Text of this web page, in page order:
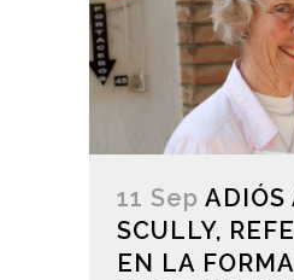
11 Sep ADIÓS
SCULLY,
EN LA